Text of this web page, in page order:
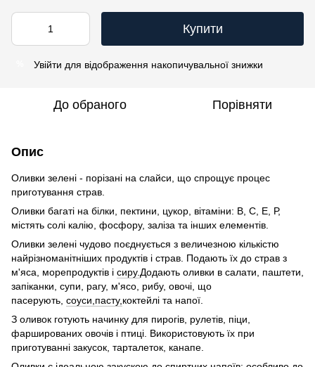
Купити
Увійти для відображення накопичувальної знижки
До обраного Порівняти
Опис
Оливки зелені - порізані на слайси, що спрощує процес
приготування страв.
Оливки багаті на білки, пектини, цукор, вітаміни: В, С, Е, Р,
містять солі калію, фосфору, заліза та інших елементів.
Оливки зелені чудово поєднується з величезною кількістю
найрізноманітніших продуктів і страв. Подають їх до страв з
м'яса, морепродуктів і сиру. Додають оливки в салати, паштети,
запіканки, супи, рагу, м'ясо, рибу, овочі, що
пасерують, соуси, пасту, коктейлі та напої.
З оливок готують начинку для пирогів, рулетів, піци,
фаршированих овочів і птиці. Використовують їх при
приготуванні закусок, тарталеток, канапе.